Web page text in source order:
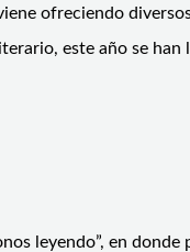
ofreciendo
este año se
leyendo”, en